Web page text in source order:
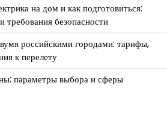
на дом и как подготовиться:
требования безопасности
российскими городами: тарифы,
к перелету
параметры выбора и сферы